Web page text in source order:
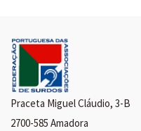
Praceta Miguel Cláudio, 3-B
2700-585 Amadora